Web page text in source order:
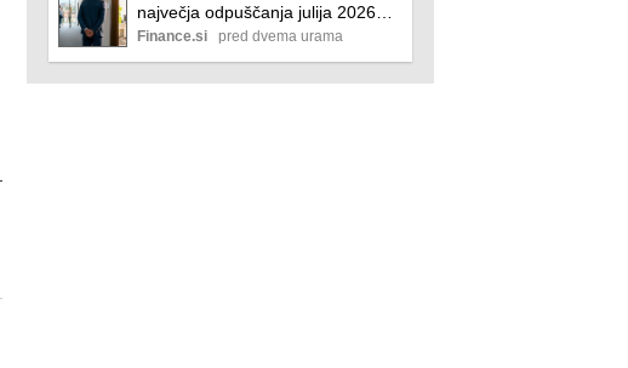
največja odpuščanja julija 2026
poslovni
Finance.si pred dvema urama